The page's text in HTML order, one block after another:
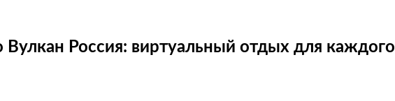
Вулкан Россия: виртуальный отдых для каждого